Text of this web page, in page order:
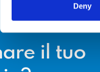
Deny
il tuo